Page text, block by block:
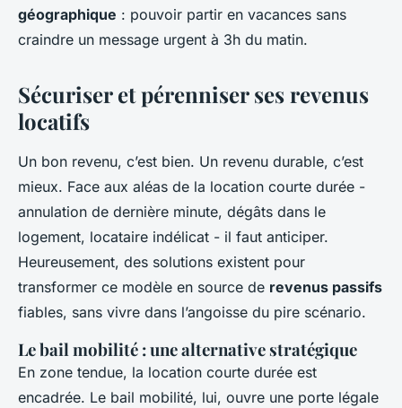
géographique : pouvoir partir en vacances sans
craindre un message urgent à 3h du matin.
Sécuriser et pérenniser ses revenus
locatifs
Un bon revenu, c’est bien. Un revenu durable, c’est
mieux. Face aux aléas de la location courte durée -
annulation de dernière minute, dégâts dans le
logement, locataire indélicat - il faut anticiper.
Heureusement, des solutions existent pour
transformer ce modèle en source de revenus passifs
fiables, sans vivre dans l’angoisse du pire scénario.
Le bail mobilité : une alternative stratégique
En zone tendue, la location courte durée est
encadrée. Le bail mobilité, lui, ouvre une porte légale